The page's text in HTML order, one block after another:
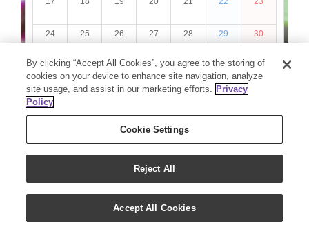
By clicking “Accept All Cookies”, you agree to the storing of
cookies on your device to enhance site navigation, analyze
site usage, and assist in our marketing efforts. Privacy
Policy
Cookie Settings
Reject All
Accept All Cookies